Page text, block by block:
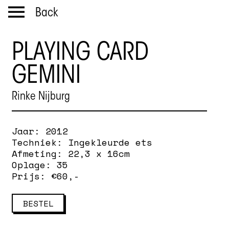
Back
PLAYING CARD
GEMINI
Rinke Nijburg
Jaar: 2012
Techniek: Ingekleurde ets
Afmeting: 22,3 x 16cm
Oplage:35
Prijs: €60,-
BESTEL